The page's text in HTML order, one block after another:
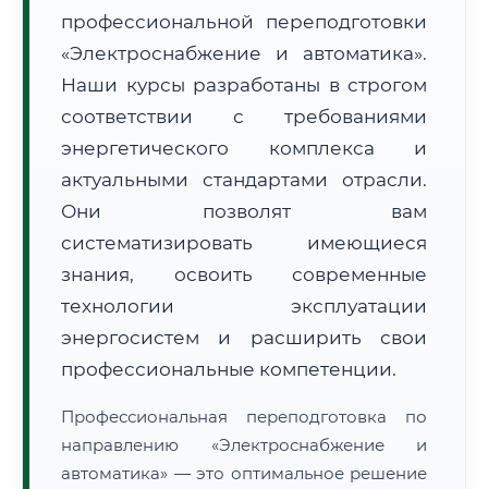
Расчет логистики оригиналов:
• Экспресс-доставка СДЭК / Почтой:2–3 рабочих дня
📜 Документы и аккредитация ФИС ФРДО
🔍Нажмите на документ для увеличения и просмотра
профессиональной переподготовки
«Электроснабжение и автоматика».
Наши курсы разработаны в строгом
соответствии с требованиями
энергетического комплекса и
актуальными стандартами отрасли.
Они позволят вам
систематизировать имеющиеся
знания, освоить современные
технологии эксплуатации
энергосистем и расширить свои
профессиональные компетенции.
Профессиональная переподготовка по
направлению «Электроснабжение и
автоматика» — это оптимальное решение